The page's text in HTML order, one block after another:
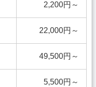
2,200円～
22,000円～
49,500円～
5,500円～